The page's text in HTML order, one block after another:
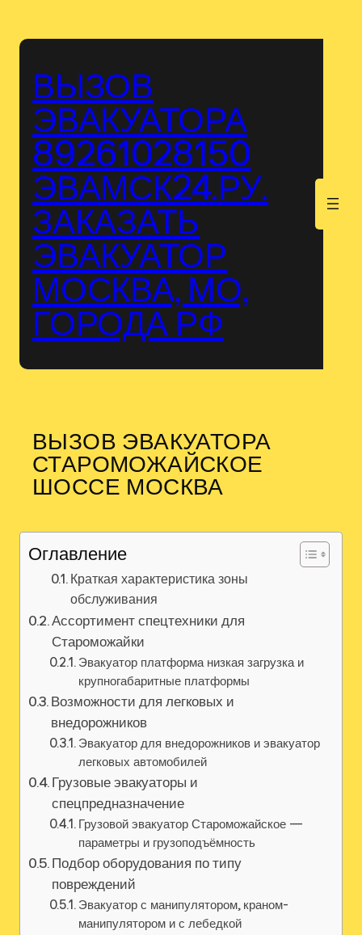
ВЫЗОВ
ЭВАКУАТОРА
89261028150
ЭВАМСК24.РУ.
ЗАКАЗАТЬ
ЭВАКУАТОР
МОСКВА, МО,
ГОРОДА РФ
ВЫЗОВ ЭВАКУАТОРА
СТАРОМОЖАЙСКОЕ
ШОССЕ МОСКВА
Оглавление
Краткая характеристика зоны
обслуживания
Ассортимент спецтехники для
Староможайки
Эвакуатор платформа низкая загрузка и
крупногабаритные платформы
Возможности для легковых и
внедорожников
Эвакуатор для внедорожников и эвакуатор
легковых автомобилей
Грузовые эвакуаторы и
спецпредназначение
Грузовой эвакуатор Староможайское —
параметры и грузоподъёмность
Подбор оборудования по типу
повреждений
Эвакуатор с манипулятором, краном-
манипулятором и с лебедкой